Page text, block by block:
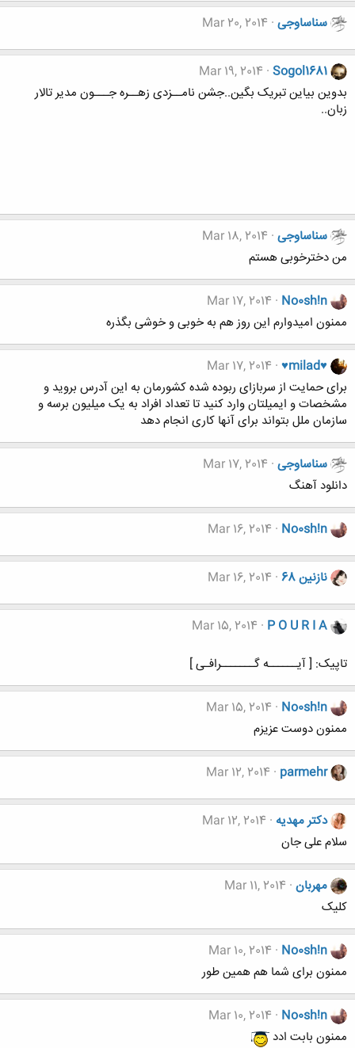
سناساوجی Mar 20, 2014
Sogol1681
Mar 19, 2014
بدوین بیاین تبریک بگین..جشن نامــزدی زهــره جـــون مدیر تالار
زبان..
سناساوجی Mar 18, 2014
من دخترخوبی هستم
No0sh!n
Mar 17, 2014
ممنون امیدوارم این روز هم به خوبی و خوشی بگذره
♥milad♥
Mar 17, 2014
برای حمایت از سربازای ربوده شده کشورمان به این آدرس بروید و
مشخصات و ایمیلتان وارد کنید تا تعداد افراد به یک میلیون برسه و
سازمان ملل بتواند برای آنها کاری انجام دهد
سناساوجی Mar 17, 2014
دانلود آهنگ
No0sh!n
Mar 16, 2014
نازنین 68 Mar 16, 2014
P O U R I A
Mar 15, 2014
تاپیک: [ آیــــــه گـــــــرافـی ]
No0sh!n
Mar 15, 2014
ممنون دوست عزیزم
parmehr
Mar 12, 2014
دکتر مهدیه Mar 12, 2014
سلام علی جان
مهربان Mar 11, 2014
کلیک
No0sh!n
Mar 10, 2014
ممنون برای شما هم همین طور
No0sh!n
Mar 10, 2014
ممنون بابت ادد